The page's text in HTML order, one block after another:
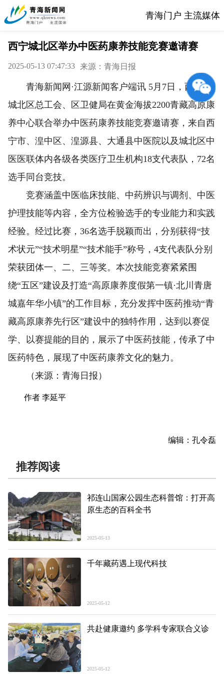
青海门户 主流媒体
西宁城北区举办中医药康养技能竞赛邀请赛
2025-05-13 07:47:33 来源：青海日报
青海新闻网·江源新闻客户端讯 5月7日，西宁市
城北区总工会、区卫健局在黄金海拔2200青藏高原康
养中心联合举办中医药康养技能竞赛邀请赛，来自西
宁市、湟中区、湟源县、大通县中医院以及城北区中
医医联体内各级各类医疗卫生机构18支代表队，72名
选手同台竞技。
竞赛涵盖中医临床技能、中药辨识与调剂、中医
护理技能等内容，全方位检验选手的专业能力和实践
经验。经过比赛，36名选手脱颖而出，分别获得“技
术状元”“技术明星”“技术能手”称号，4支代表队分别
荣获团体一、二、三等奖。本次技能竞赛紧紧围
绕“五区”建设及打造“高原康养度假第一镇·北川青唐
城嘉年华小镇”的工作目标，充分发挥中医药推动“青
藏高原康养先行区”建设中的独特作用，达到以赛促
学、以赛提能的目的，展示了中医药技能，传承了中
医药特色，展现了中医药康养文化的魅力。
（来源：青海日报）
作者 李延平
编辑：孔令磊
推荐阅读
祁连山国家公园生态科普馆：打开高
原生态的百科全书
2025-05-13
千年藏药遇上现代科技
2025-05-12
共赴健康邀约 多学科专家联合义诊
2025-05-12